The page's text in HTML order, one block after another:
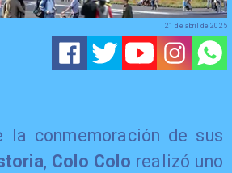
21 de abril de 2025
la conmemoración de sus
, Colo Colo realizó uno